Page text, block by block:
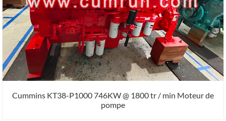
Cummins KT38-P1000 746KW @ 1800 tr / min Moteur de
pompe